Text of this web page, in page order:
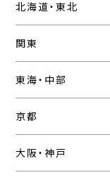
北海道・東北
関東
東海・中部
京都
大阪・神戸